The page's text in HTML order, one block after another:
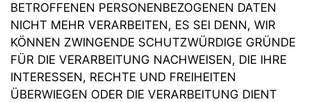
BETROFFENEN PERSONENBEZOGENEN DATEN
NICHT MEHR VERARBEITEN, ES SEI DENN, WIR
KÖNNEN ZWINGENDE SCHUTZWÜRDIGE GRÜNDE
FÜR DIE VERARBEITUNG NACHWEISEN, DIE IHRE
INTERESSEN, RECHTE UND FREIHEITEN
ÜBERWIEGEN ODER DIE VERARBEITUNG DIENT